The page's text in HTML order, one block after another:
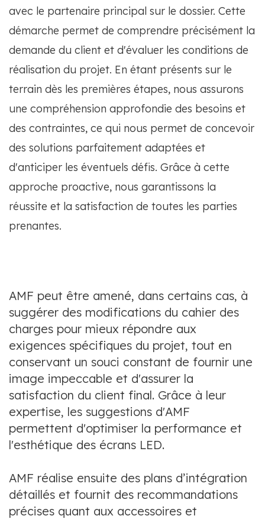
avec le partenaire principal sur le dossier. Cette
démarche permet de comprendre précisément la
demande du client et d'évaluer les conditions de
réalisation du projet. En étant présents sur le
terrain dès les premières étapes, nous assurons
une compréhension approfondie des besoins et
des contraintes, ce qui nous permet de concevoir
des solutions parfaitement adaptées et
d'anticiper les éventuels défis. Grâce à cette
approche proactive, nous garantissons la
réussite et la satisfaction de toutes les parties
prenantes.
AMF peut être amené, dans certains cas, à
suggérer des modifications du cahier des
charges pour mieux répondre aux
exigences spécifiques du projet, tout en
conservant un souci constant de fournir une
image impeccable et d'assurer la
satisfaction du client final. Grâce à leur
expertise, les suggestions d'AMF
permettent d'optimiser la performance et
l'esthétique des écrans LED.
AMF réalise ensuite des plans d’intégration
détaillés et fournit des recommandations
précises quant aux accessoires et